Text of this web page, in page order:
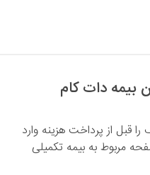
قبل از پرداخت هزینه وارد
صفحه مربوط به بیمه تکمیلی